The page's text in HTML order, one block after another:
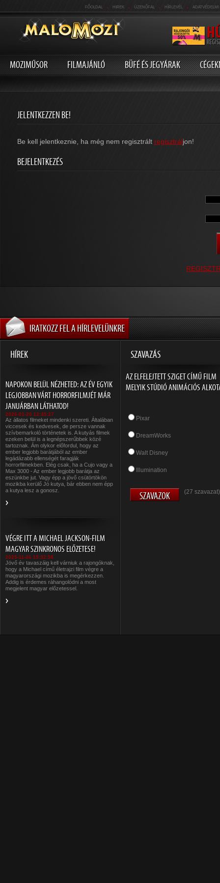
FŐOLDAL . HIREK . ÜZENŐFAL . HÍRLEVÉL . ADATVÉDELMI
MOZIMŰSOR FILMAJÁNLÓ BÜFÉ ÉS JEGYÁRAK
JELENTKEZZEN BE!
Be kell jelentkeznie, ha még nem regisztrált regisztráljon!
BEJELENTKEZÉS
IRATKOZZ FEL A HÍRLEVELÜNKRE
HÍREK SZAVAZÁS
NAPOKON BELÜL NÉZHETED: AZ ÉV EGYIK
LEGJOBBAN VÁRT HORRORFILMJÉT MÁR
JANUÁRBAN LÁTHATOD!
2026-01-20 12:45:27
Az állatos filmeket mindenki szereti. Általában
viccesek és kedvesek, de persze vannak
szívbemarkoló történetek is. A kutyás filmek
ezeken belül is a legnépszerűbbek közé
tartoznak. Ám olykor előfordul, hogy az
ember legjobb barátjából az ember
legádázabb ellenségét faragják
horrorfilmekben. Elég csak, ha a Cujo vagy a
Max 3000 - Az ember legjobb barátja az
eszünkbe jut. Vagy épp a jövő csütörtökön
mozikba kerülő Jó kutya, bár ebben nem épp
a kutya lesz a gonosz.
VÉGRE ITT A MICHAEL JACKSON-FILM
MAGYAR SZINKRONOS ELŐZETESE!
2025-11-26 15:32:58
Jövő év tavaszáig kell várniuk a rajongóknak,
hogy a Michael című életrajzi film végre a
magyarországi mozikba is megérkezzen.
Addig is érdemes ráhangolódni a most
megjelent magyar előzetessel.
AZ ELFELEJTETT SZIGET CÍMŰ FILM
MELYIK STÚDIÓ ANIMÁCIÓS
Pixar
DreamWorks
Walt Disney
Illumination
(27 szavazat)